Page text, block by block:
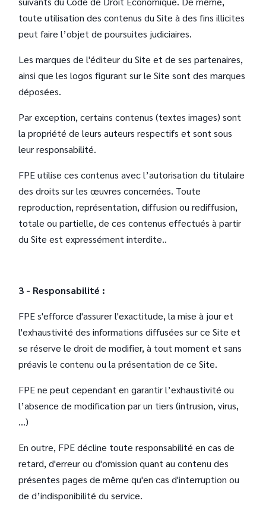
toute utilisation des contenus du Site à des fins illicites
peut faire l’objet de poursuites judiciaires.
Les marques de l'éditeur du Site et de ses partenaires,
ainsi que les logos figurant sur le Site sont des marques
déposées.
Par exception, certains contenus (textes images) sont
la propriété de leurs auteurs respectifs et sont sous
leur responsabilité.
FPE utilise ces contenus avec l’autorisation du titulaire
des droits sur les œuvres concernées. Toute
reproduction, représentation, diffusion ou rediffusion,
totale ou partielle, de ces contenus effectués à partir
du Site est expressément interdite..
3 - Responsabilité :
FPE s'efforce d'assurer l'exactitude, la mise à jour et
l'exhaustivité des informations diffusées sur ce Site et
se réserve le droit de modifier, à tout moment et sans
préavis le contenu ou la présentation de ce Site.
FPE ne peut cependant en garantir l’exhaustivité ou
l’absence de modification par un tiers (intrusion, virus,
…)
En outre, FPE décline toute responsabilité en cas de
retard, d'erreur ou d'omission quant au contenu des
présentes pages de même qu'en cas d'interruption ou
de d’indisponibilité du service.